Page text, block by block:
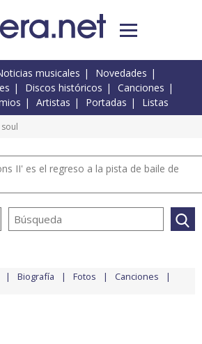
musicales
Novedades
Discos históricos
Canciones
Artistas Portadas Listas
II' es el regreso a la pista de baile de
Biografía Fotos Canciones